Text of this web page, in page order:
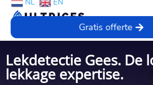
NL EN
Gratis offerte
Lekdetectie Gees. De
lekkage expertise.